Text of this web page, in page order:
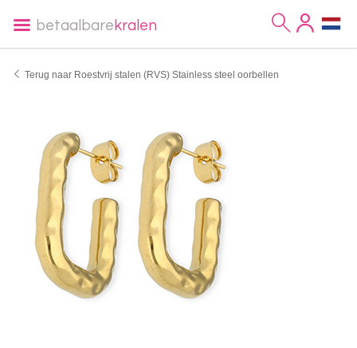
betaalbare kralen
Terug naar Roestvrij stalen (RVS) Stainless steel oorbellen